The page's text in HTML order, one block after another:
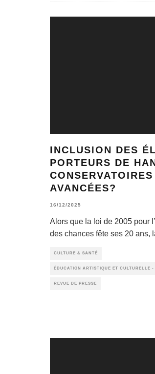
INCLUSION DES
PORTEURS DE
AVANCÉES?
16/12/2025
Alors que la loi de 2005 pour
des chances fête ses 20 ans,
CULTURE & SANTÉ
ÉDUCATION ARTISTIQUE ET CULTURELLE
REVUE DE PRESSE